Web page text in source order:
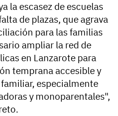
la escasez de escuelas
de plazas, que agrava
para las familias
ampliar la red de
en Lanzarote para
temprana accesible y
especialmente
y monoparentales",